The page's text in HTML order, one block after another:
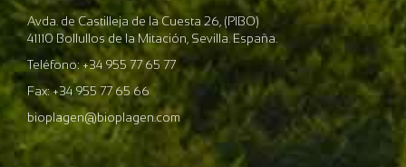
Avda. de Castilleja de la Cuesta 26, (PIBO)
41110 Bollullos de la Mitación, Sevilla. España.
Teléfono: +34 955 77 65 77
Fax: +34 955 77 65 66
bioplagen@bioplagen.com